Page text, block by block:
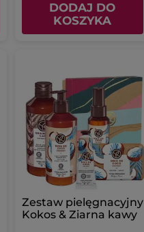
DODAJ DO
KOSZYKA
Zestaw pielęgnacyjny
Kokos & Ziarna kawy